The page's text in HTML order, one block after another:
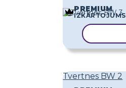
PREMIUM
IZKĀRTOJUMS
Tvertnes BW 2